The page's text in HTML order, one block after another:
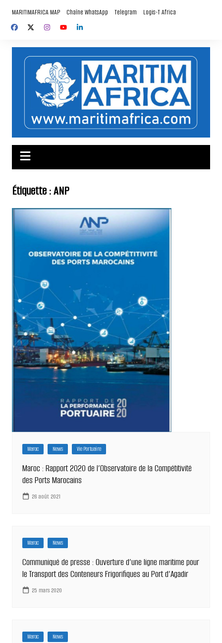
contenu
MARITIMAFRICA MAP Chaîne WhatsApp Telegram Logis-T Africa
Étiquette :ANP
Maroc News Vie Portuaire
Maroc : Rapport 2020 de l’Observatoire de la Compétitivité
des Ports Marocains
26 août 2021
Maroc News
Communiqué de presse : Ouverture d’une ligne maritime pour
le Transport des Conteneurs Frigorifiques au Port d’Agadir
25 mars 2020
Maroc News